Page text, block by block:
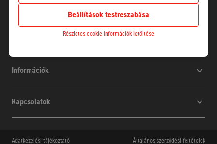
Információk
Kapcsolatok
Adatkezelési tájékoztató Általános szerződési feltételek
Beállítások testreszabása
Részletes cookie-információk letöltése